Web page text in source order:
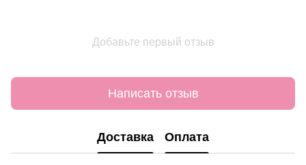
Добавьте первый отзыв
Написать отзыв
Доставка Оплата